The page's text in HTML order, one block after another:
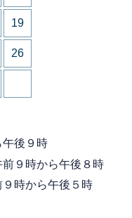
19
26
後９時
９時から午後８時
時から午後５時